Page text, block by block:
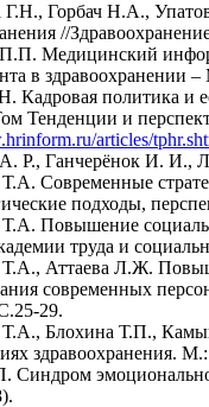
Г.Н., Горбач Н.А.,
//
Медицинский
в здравоохранении
Кадровая политика и
Тенденции и
articles/
Р., Ганчерёнок И. И.,
Современные
подходы,
Повышение
труда и
Аттаева Л.Ж.
современных
29.
Блохина Т.П.,
здравоохранения.
Синдром